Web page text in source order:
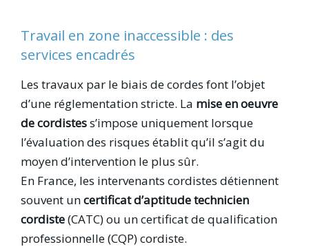
Travail en zone inaccessible : des
services encadrés
Les travaux par le biais de cordes font l’objet
d’une réglementation stricte. La mise en oeuvre
de cordistess’impose uniquement lorsque
l’évaluation des risques établit qu’il s’agit du
moyen d’intervention le plus sûr.
En France, les intervenants cordistes détiennent
souvent uncertificat d’aptitude technicien
cordiste(CATC) ou un certificat de qualification
professionnelle (CQP) cordiste.